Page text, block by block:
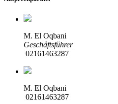
M. El Oqbani
Geschäftsführer
02161463287
M. El Oqbani
02161463287